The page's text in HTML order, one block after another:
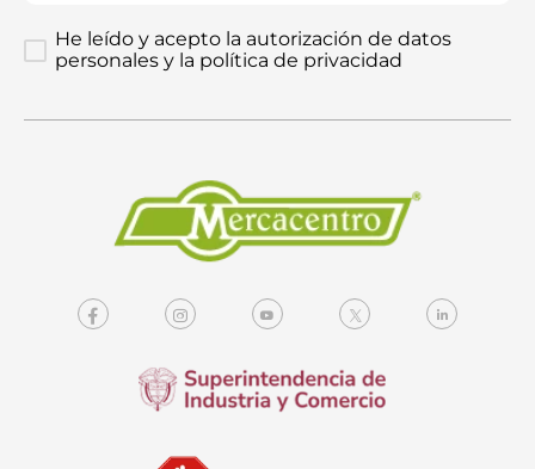
He leído y acepto la autorización de datos
personales y la política de privacidad